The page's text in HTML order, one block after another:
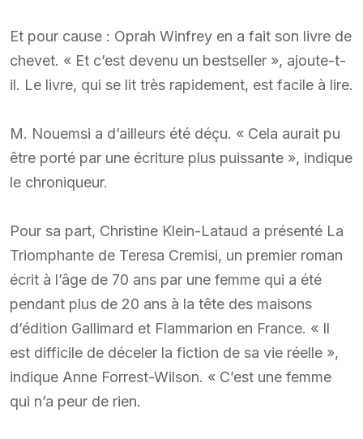
Et pour cause : Oprah Winfrey en a fait son livre de
chevet. « Et c’est devenu un bestseller », ajoute-t-
il. Le livre, qui se lit très rapidement, est facile à lire.
M. Nouemsi a d’ailleurs été déçu. « Cela aurait pu
être porté par une écriture plus puissante », indique
le chroniqueur.
Pour sa part, Christine Klein-Lataud a présenté La
Triomphante de Teresa Cremisi, un premier roman
écrit à l’âge de 70 ans par une femme qui a été
pendant plus de 20 ans à la tête des maisons
d’édition Gallimard et Flammarion en France. « Il
est difficile de déceler la fiction de sa vie réelle »,
indique Anne Forrest-Wilson. « C’est une femme
qui n’a peur de rien.